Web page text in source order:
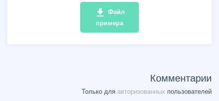
file_download Файл
примера
Комментарии
Только для авторизованных пользователей